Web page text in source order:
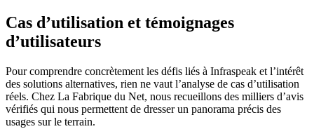
Cas d’utilisation et témoignages
d’utilisateurs
Pour comprendre concrètement les défis liés à Infraspeak et l’intérêt
des solutions alternatives, rien ne vaut l’analyse de cas d’utilisation
réels. Chez La Fabrique du Net, nous recueillons des milliers d’avis
vérifiés qui nous permettent de dresser un panorama précis des
usages sur le terrain.